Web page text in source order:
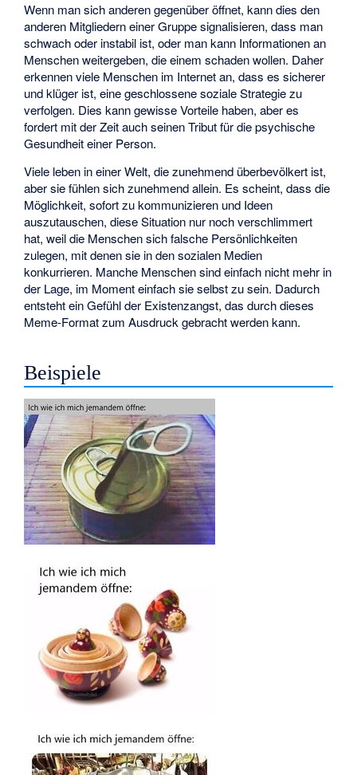
Wenn man sich anderen gegenüber öffnet, kann dies den
anderen Mitgliedern einer Gruppe signalisieren, dass man
schwach oder instabil ist, oder man kann Informationen an
Menschen weitergeben, die einem schaden wollen. Daher
erkennen viele Menschen im Internet an, dass es sicherer
und klüger ist, eine geschlossene soziale Strategie zu
verfolgen. Dies kann gewisse Vorteile haben, aber es
fordert mit der Zeit auch seinen Tribut für die psychische
Gesundheit einer Person.
Viele leben in einer Welt, die zunehmend überbevölkert ist,
aber sie fühlen sich zunehmend allein. Es scheint, dass die
Möglichkeit, sofort zu kommunizieren und Ideen
auszutauschen, diese Situation nur noch verschlimmert
hat, weil die Menschen sich falsche Persönlichkeiten
zulegen, mit denen sie in den sozialen Medien
konkurrieren. Manche Menschen sind einfach nicht mehr in
der Lage, im Moment einfach sie selbst zu sein. Dadurch
entsteht ein Gefühl der Existenzangst, das durch dieses
Meme-Format zum Ausdruck gebracht werden kann.
Beispiele